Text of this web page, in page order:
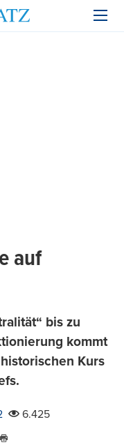
auf
bis zu
kommt
Kurs
6.425